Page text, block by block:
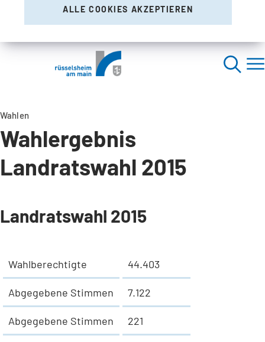
ALLE COOKIES AKZEPTIEREN
Wahlen
Wahlergebnis
Landratswahl 2015
Landratswahl 2015
Wahlberechtigte 44.403
Abgegebene Stimmen 7.122
Abgegebene Stimmen 221